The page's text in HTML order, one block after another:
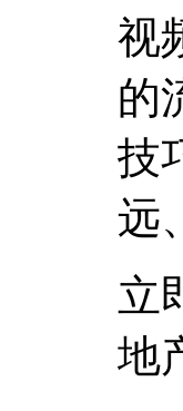
视
的
技
远
立
地